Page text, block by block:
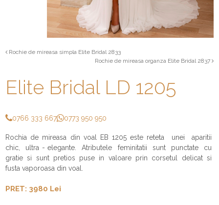
Rochie de mireasa simpla Elite Bridal 2833
Rochie de mireasa organza Elite Bridal 2837
Elite Bridal LD 1205
0766 333 667 0773 950 950
Rochia de mireasa din voal EB 1205 este reteta unei aparitii
chic, ultra - elegante. Atributele feminitatii sunt punctate cu
gratie si sunt pretios puse in valoare prin corsetul delicat si
fusta vaporoasa din voal.
PRET: 3980 Lei